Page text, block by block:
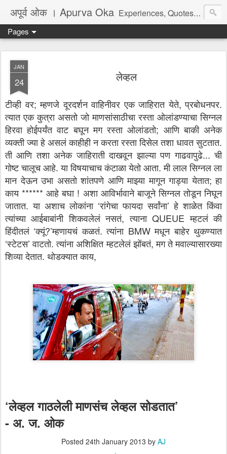
अपूर्व ओक । Apurva Oka Experiences, Quotes, One Liners, Articles, Stories, Travelogues, Poetry, and a lot of random thoughts and emotions. English, Marathi and the language of heart.
Pages
JAN
24 लेव्हल
टीव्ही वर; म्हणजे दूरदर्शन वाहिनीवर एक जाहिरात येते, प्रबोधनपर.
त्यात एक कुत्रा असतो जो माणसांसाठीचा रस्ता ओलांडण्याचा सिग्नल
हिरवा होईपर्यंत वाट बघून मग रस्ता ओलांडतो; आणि बाकी अनेक
व्यक्ती ज्या हे असलं काहीही न करता रस्ता दिसेल तशा धावत सुटतात.
ती आणि तशा अनेक जाहिराती दाखवून झाल्या पण गाढवापुढे... ची
गोष्ट चालूच आहे. या विषयाचाच कंटाळा येतो आता. मी लाल सिग्नल ला
मान देऊन उभा असतो शांतपणे आणि माझ्या मागून गाड्या येतात; हा
काय ****** आहे बघा ! अशा आविर्भावाने बाजूने सिग्नल तोडून निघून
जातात. या अशाच लोकांना ‘रांगेचा फायदा सर्वांना’ हे शाळेत किंवा
त्यांच्या आईबाबांनी शिकवलेलं नसतं, त्याना QUEUE म्हटलं की
हिंदीतलं ‘क्यूं?’म्हणायचं कळतं. त्यांना BMW मधून बाहेर थुकण्यात
‘स्टेटस’ वाटतो. त्यांना अशिक्षित म्हटलेलं झोंबतं, मग ते मवाल्यासारख्या
शिव्या देतात. थोडक्यात काय,
‘लेव्हल गाठलेली माणसंच लेव्हल सोडतात’
- अ. ज. ओक
Posted 24th January 2013 by AJ